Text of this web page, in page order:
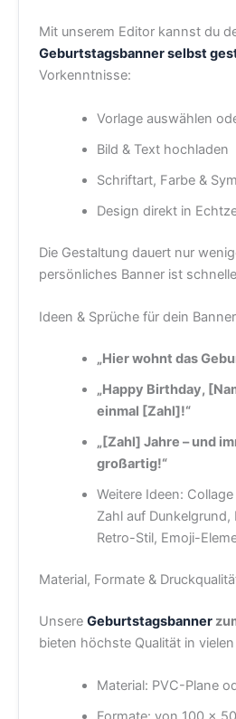
Mit unserem Editor kannst du
Geburtstagsbanner selbst
Vorkenntnisse:
Vorlage auswählen
Bild & Text hochladen
Schriftart, Farbe &
Design direkt in
Die Gestaltung dauert nur
persönliches Banner ist
Ideen & Sprüche für dein Banner
„Hier wohnt das
„Happy Birthday,
einmal [Zahl]!“
„[Zahl] Jahre – und
großartig!“
Weitere Ideen:
Zahl auf
Retro-Stil, Emoji-
Material, Formate &
Unsere Geburtstagsbanner
bieten höchste Qualität in
Material: PVC-Plane